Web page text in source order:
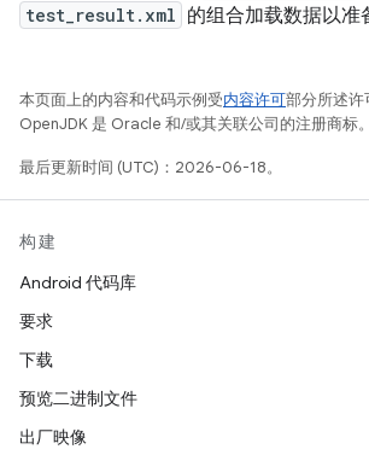
test_result.xml 的组合加载数据以准
本页面上的内容和代码示例受内容许可部分所述许
OpenJDK 是 Oracle 和/或其关联公司的注册商标。
最后更新时间 (UTC)：2026-06-18。
构建
Android 代码库
要求
下载
预览二进制文件
出厂映像